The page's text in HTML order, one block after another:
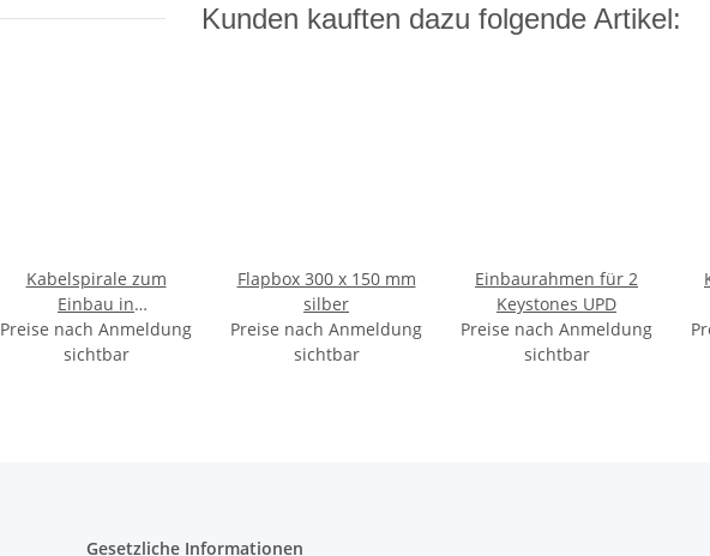
Kunden kauften dazu folgende Artikel:
Kabelspirale zum
Einbau in
Kabelschublade für
Schreibtische bis Höhe
Preise nach Anmeldung
sichtbar
Flapbox 300 x 150 mm
silber
Preise nach Anmeldung
sichtbar
Einbaurahmen für 2
Keystones UPD
Preise nach Anmeldung
sichtbar
Gesetzliche Informationen